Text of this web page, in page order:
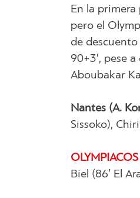
En la
pero el
de
90+3′, pese
Aboubakar
Nantes (A.
Sissoko),
OLYMPIACOS
Biel (86′ El